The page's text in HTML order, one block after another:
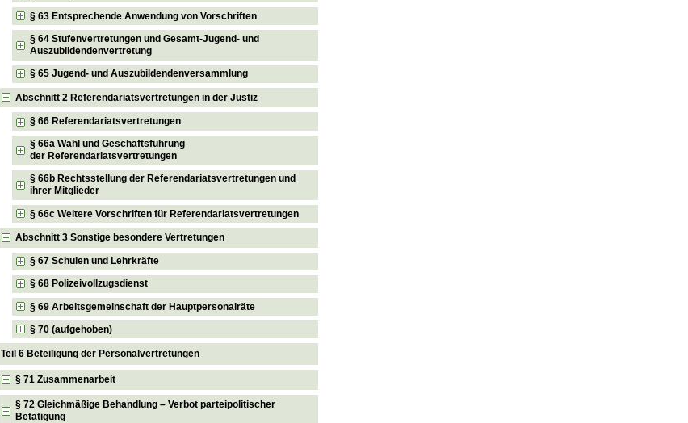
§ 63 Entsprechende Anwendung von Vorschriften
§ 64 Stufenvertretungen und Gesamt-Jugend- und
Auszubildendenvertretung
§ 65 Jugend- und Auszubildendenversammlung
Abschnitt 2 Referendariatsvertretungen in der Justiz
§ 66 Referendariatsvertretungen
§ 66a Wahl und Geschäftsführung
der Referendariatsvertretungen
§ 66b Rechtsstellung der Referendariatsvertretungen und
ihrer Mitglieder
§ 66c Weitere Vorschriften für Referendariatsvertretungen
Abschnitt 3 Sonstige besondere Vertretungen
§ 67 Schulen und Lehrkräfte
§ 68 Polizeivollzugsdienst
§ 69 Arbeitsgemeinschaft der Hauptpersonalräte
§ 70 (aufgehoben)
Teil 6 Beteiligung der Personalvertretungen
§ 71 Zusammenarbeit
§ 72 Gleichmäßige Behandlung – Verbot parteipolitischer
Betätigung